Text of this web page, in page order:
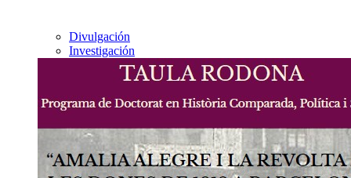
Divulgación
Investigación